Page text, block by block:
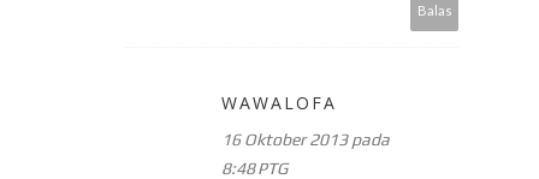
Balas
WAWALOFA
16 Oktober 2013 pada
8:48 PTG